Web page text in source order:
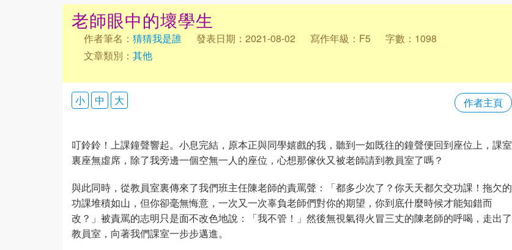
老師眼中的壞學生
作者筆名： 猜猜我是誰 發表日期：2021-08-02 寫作年級：F5
字數：1098
文章類別： 其他
作者主頁
小 中 大
叮鈴鈴！上課鐘聲響起。小息完結，原本正與同學嬉戲的我，聽到一如既往的鐘聲便回到座位上，課室
裏座無虛席，除了我旁邊一個空無一人的座位，心想那傢伙又被老師請到教員室了嗎？
與此同時，從教員室裏傳來了我們班主任陳老師的責罵聲：「都多少次了？你天天都欠交功課！拖欠的
功課堆積如山，但你卻毫無悔意，一次又一次辜負老師們對你的期望，你到底什麼時候才能知錯而
改？」被責罵的志明只是面不改色地說：「我不管！」然後無視氣得火冒三丈的陳老師的呼喝，走出了
教員室，向著我們課室一步步邁進。